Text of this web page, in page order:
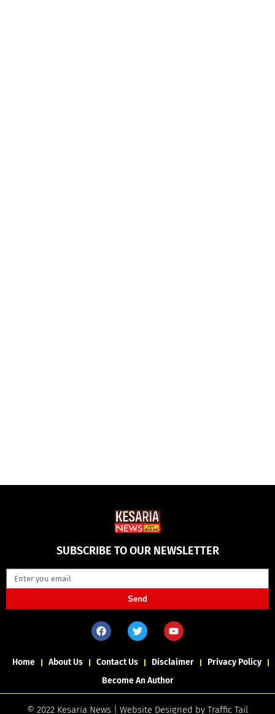
SUBSCRIBE TO OUR NEWSLETTER
Send
Home About Us Contact Us Disclaimer
Privacy Policy
Become An Author
© 2022 Kesaria News | Website Designed by Traffic Tail